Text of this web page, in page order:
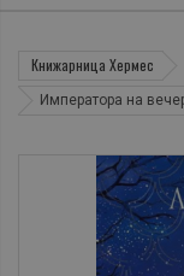
Книжарница Хермес
Императора на